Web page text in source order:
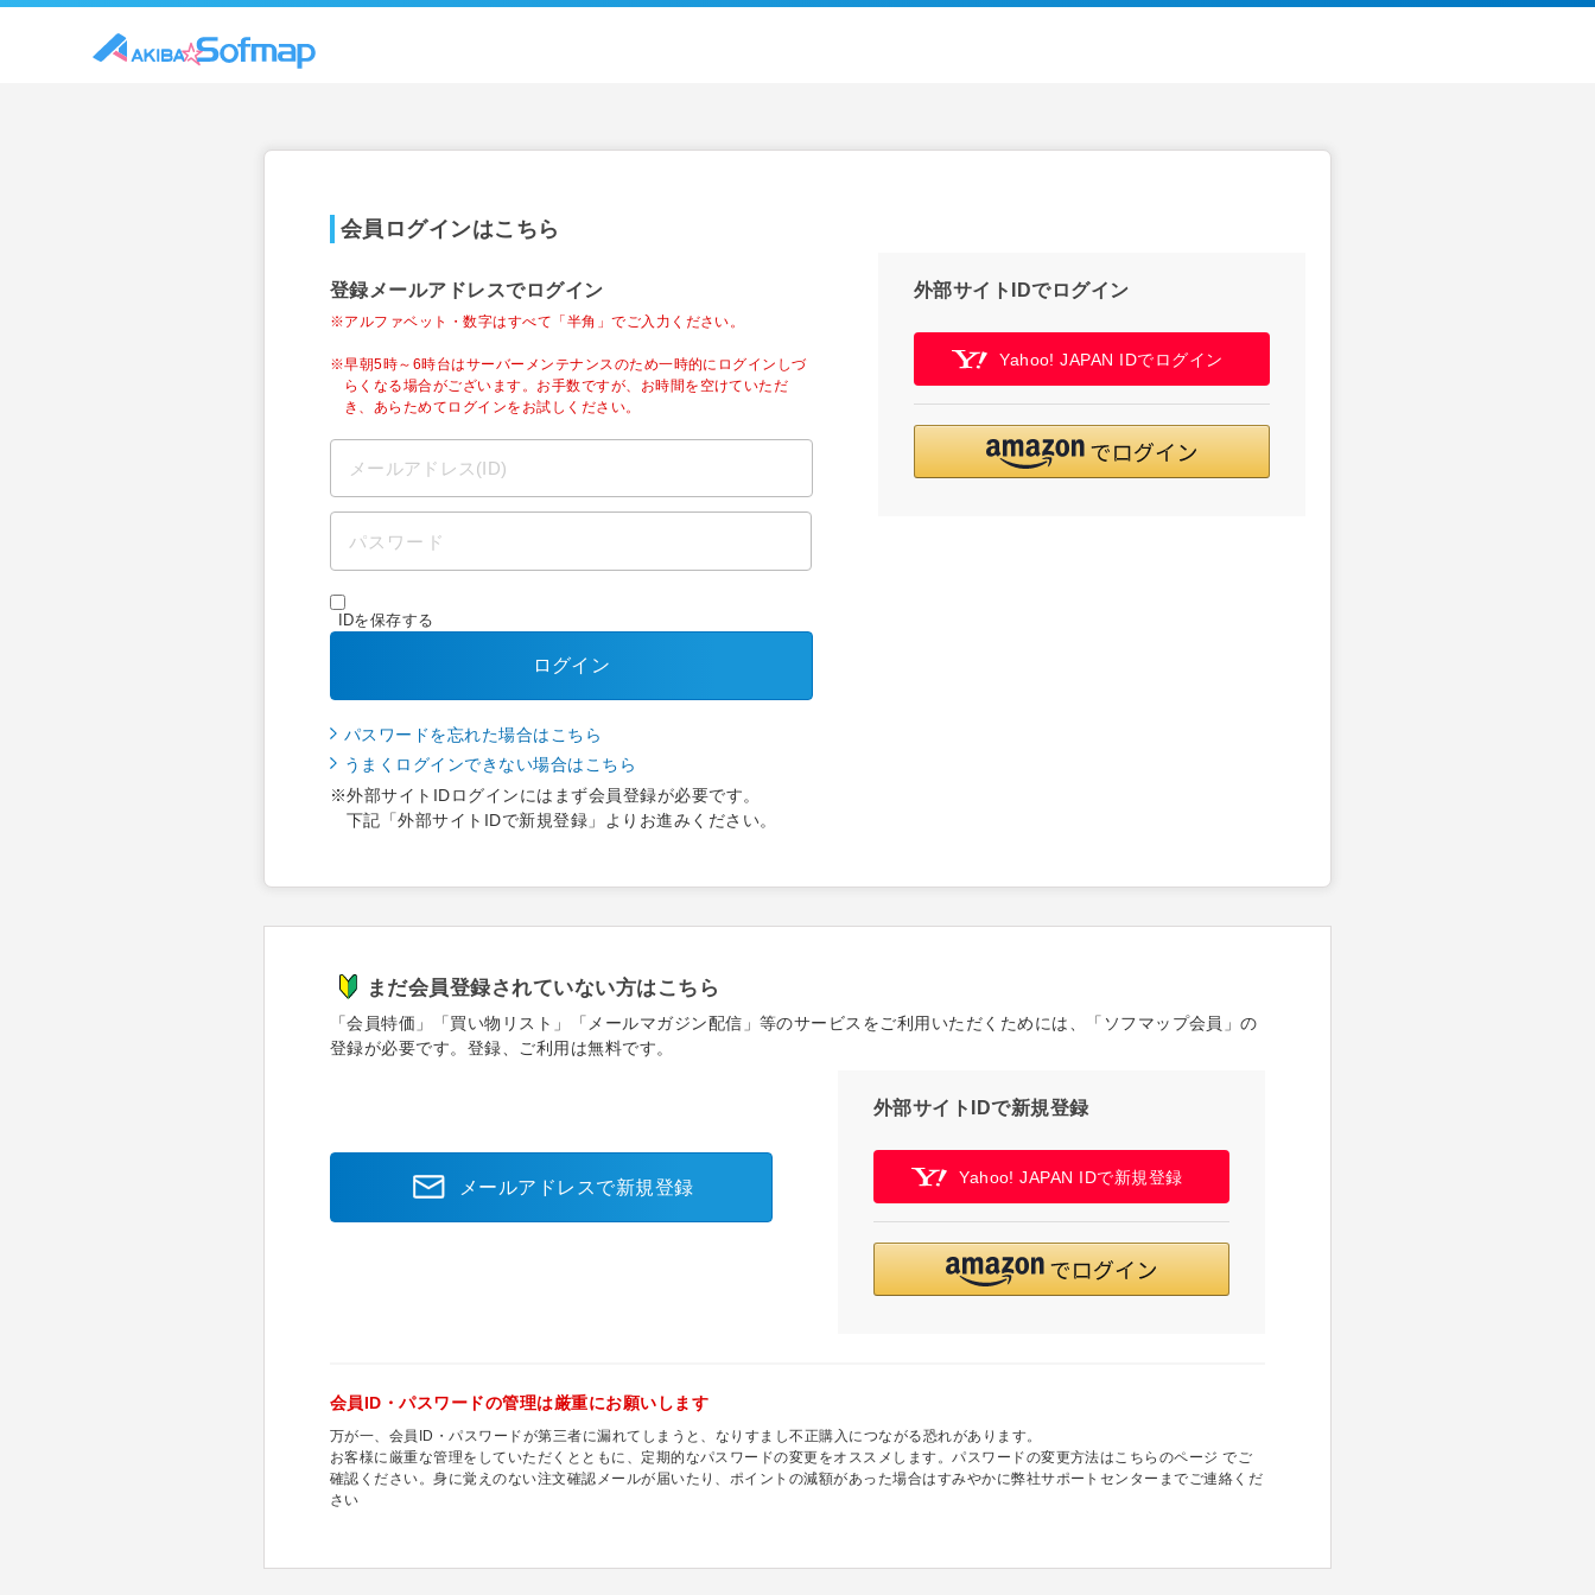
会員ログインはこちら
登録メールアドレスでログイン
※アルファベット・数字はすべて「半角」でご入力ください。
※早朝5時～6時台はサーバーメンテナンスのため一時的にログインしづ
らくなる場合がございます。お手数ですが、お時間を空けていただ
き、あらためてログインをお試しください。
IDを保存する
ログイン
パスワードを忘れた場合はこちら
うまくログインできない場合はこちら
※外部サイトIDログインにはまず会員登録が必要です。
下記「外部サイトIDで新規登録」よりお進みください。
外部サイトIDでログイン
Yahoo! JAPAN IDでログイン
まだ会員登録されていない方はこちら
「会員特価」「買い物リスト」「メールマガジン配信」等のサービスをご利用いただくためには、「ソフマップ会員」の
登録が必要です。登録、ご利用は無料です。
メールアドレスで新規登録
外部サイトIDで新規登録
Yahoo! JAPAN IDで新規登録
会員ID・パスワードの管理は厳重にお願いします
万が一、会員ID・パスワードが第三者に漏れてしまうと、なりすまし不正購入につながる恐れがあります。
お客様に厳重な管理をしていただくとともに、定期的なパスワードの変更をオススメします。パスワードの変更方法はこちらのページ でご
確認ください。身に覚えのない注文確認メールが届いたり、ポイントの減額があった場合はすみやかに弊社サポートセンターまでご連絡くだ
さい